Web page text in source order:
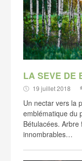
LA SEVE DE
19 juillet 2018
Un nectar vers la
emblématique du
Bétulacées.
innombrables…